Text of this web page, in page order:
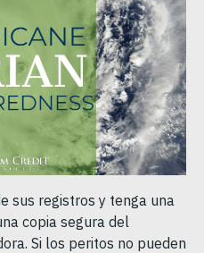
sus registros y tenga una
copia segura del
Si los peritos no pueden